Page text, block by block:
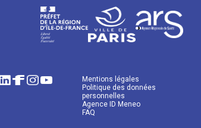
Mentions légales
Politique des données
personnelles
Agence ID Meneo
FAQ